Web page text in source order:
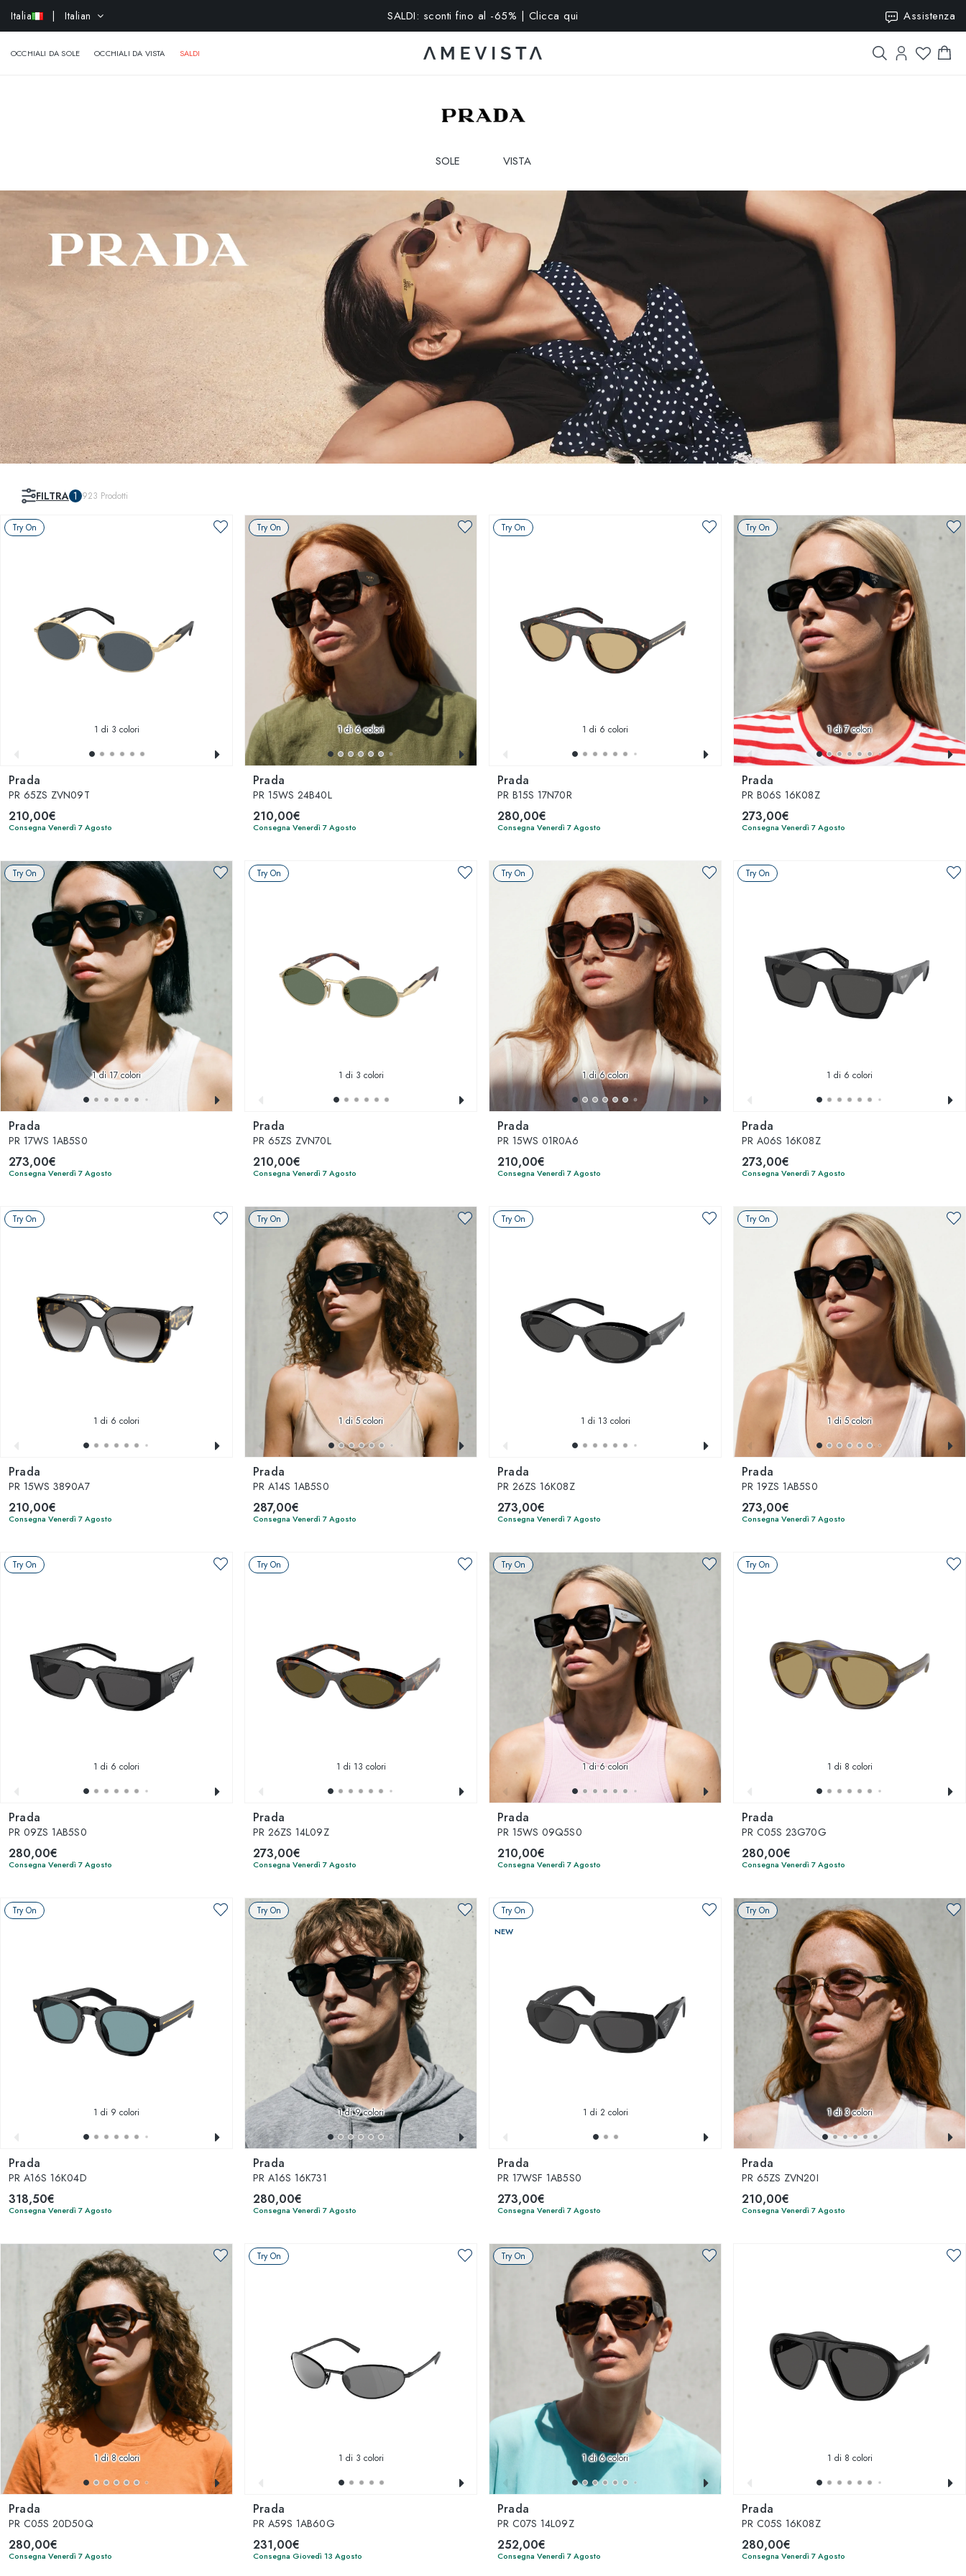
Italia | Italian -15% extra su tutti gli occhiali con lenti graduate | Codice: VISION15 Assistenza
OCCHIALI DA SOLE OCCHIALI DA VISTA SALDI
SOLE VISTA
FILTRA 1 923 Prodotti
Try On
1 di 3 colori
Prada
PR 65ZS ZVN09T
210,00€
Consegna Venerdì 7 Agosto
Try On
1di 6 colori
Prada
PR 15WS 24B40L
210,00€
Consegna Venerdì 7 Agosto
Try On
1 di 6 colori
Prada
PR B15S 17N70R
280,00€
Consegna Venerdì 7 Agosto
Try On
1di 7 colori
Prada
PR B06S 16K08Z
273,00€
Consegna Venerdì 7 Agosto
Try On
1di 17 colori
Prada
PR 17WS 1AB5S0
273,00€
Consegna Venerdì 7 Agosto
Try On
1 di 3 colori
Prada
PR 65ZS ZVN70L
210,00€
Consegna Venerdì 7 Agosto
Try On
1di 6 colori
Prada
PR 15WS 01R0A6
210,00€
Consegna Venerdì 7 Agosto
Try On
1 di 6 colori
Prada
PR A06S 16K08Z
273,00€
Consegna Venerdì 7 Agosto
Try On
1 di 6 colori
Prada
PR 15WS 3890A7
210,00€
Consegna Venerdì 7 Agosto
Try On
1di 5 colori
Prada
PR A14S 1AB5S0
287,00€
Consegna Venerdì 7 Agosto
Try On
1 di 13 colori
Prada
PR 26ZS 16K08Z
273,00€
Consegna Venerdì 7 Agosto
Try On
1di 5 colori
Prada
PR 19ZS 1AB5S0
273,00€
Consegna Venerdì 7 Agosto
Try On
1 di 6 colori
Prada
PR 09ZS 1AB5S0
280,00€
Consegna Venerdì 7 Agosto
Try On
1 di 13 colori
Prada
PR 26ZS 14L09Z
273,00€
Consegna Venerdì 7 Agosto
Try On
1di 6 colori
Prada
PR 15WS 09Q5S0
210,00€
Consegna Venerdì 7 Agosto
Try On
1 di 8 colori
Prada
PR C05S 23G70G
280,00€
Consegna Venerdì 7 Agosto
Try On
1 di 9 colori
Prada
PR A16S 16K04D
318,50€
Consegna Venerdì 7 Agosto
Try On
1di 9 colori
Prada
PR A16S 16K731
280,00€
Consegna Venerdì 7 Agosto
Try On
NEW
1 di 2 colori
Prada
PR 17WSF 1AB5S0
273,00€
Consegna Venerdì 7 Agosto
Try On
1di 3 colori
Prada
PR 65ZS ZVN20I
210,00€
Consegna Venerdì 7 Agosto
1di 8 colori
Prada
PR C05S 20D50Q
280,00€
Consegna Venerdì 7 Agosto
Try On
1 di 3 colori
Prada
PR A59S 1AB60G
231,00€
Consegna Giovedì 13 Agosto
Try On
1di 6 colori
Prada
PR C07S 14L09Z
252,00€
Consegna Venerdì 7 Agosto
1 di 8 colori
Prada
PR C05S 16K08Z
280,00€
Consegna Venerdì 7 Agosto